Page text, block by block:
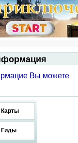
Вы можете
Карты
Гиды